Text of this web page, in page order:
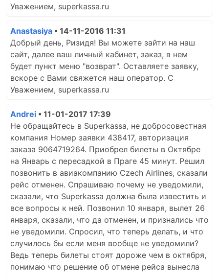
Уважением, superkassa.ru
Anastasiya • 14-11-2016 11:31
Добрый день, Ризидя! Вы можете зайти на наш
сайт, далее ваш личный кабинет, заказ, в нем
будет пункт меню "возврат". Оставляете заявку,
вскоре с Вами свяжется наш оператор. С
Уважением, superkassa.ru
Andrei • 11-01-2017 17:39
Не обращайтесь в Superkassa, не добросовестная
компания Номер заявки 438417, авторизация
заказа 9064719264. Приобрел билеты в Октябре
на Январь с пересадкой в Праге 45 минут. Решил
позвонить в авиакомпанию Czech Airlines, сказали
рейс отменен. Спрашиваю почему не уведомили,
сказали, что Superkassa должна была известить и
все вопросы к ней. Позвонил 10 января, вылет 26
января, сказали, что да отменен, и признались что
не уведомили. Спросил, что теперь делать, и что
случилось бы если меня вообще не уведомили?
Ведь теперь билеты стоят дороже чем в октября,
понимаю что решение об отмене рейса вынесла